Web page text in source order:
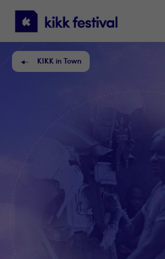
KIKK
Festival
KIKK in Town